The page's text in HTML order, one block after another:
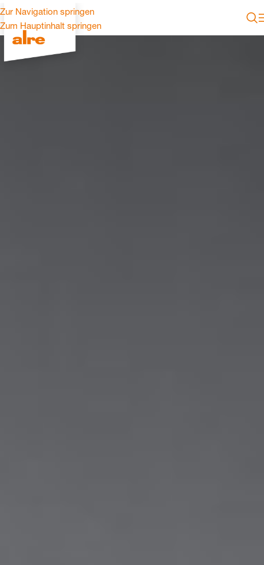
Zur Navigation springen
Zum Hauptinhalt springen